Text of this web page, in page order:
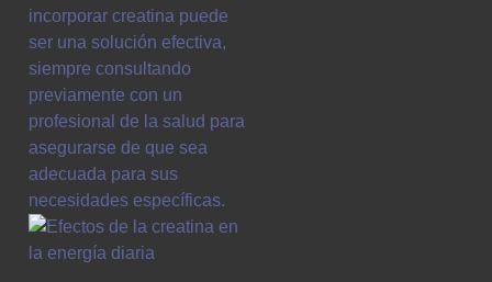
incorporar creatina puede
ser una solución efectiva,
siempre consultando
previamente con un
profesional de la salud para
asegurarse de que sea
adecuada para sus
necesidades específicas.